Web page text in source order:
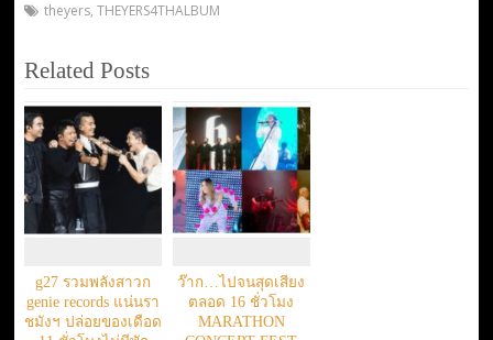
theyers, THEYERS4THALBUM
Related Posts
g27 รวมพลังสาวก
genie records แน่นรา
ชมังฯ ปล่อยของเดือด
ว๊าก…ไปจนสุดเสียง
ตลอด 16 ชั่วโมง
MARATHON